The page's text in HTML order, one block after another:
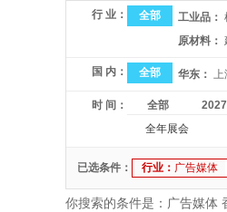
首页
行 业： 全部 工业品：
原材料：
国 内： 全部 华东： 上
时 间： 全部
全年展会
已选条件： 行业： 广告媒体
你搜索的条件是：广告媒体